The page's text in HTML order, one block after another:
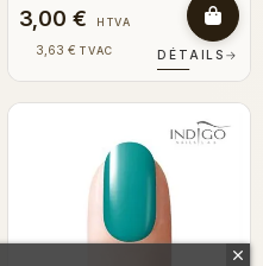
3,00 € HTVA
3,63 € TVAC DÉTAILS →